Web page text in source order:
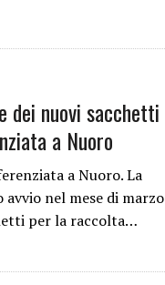
dei nuovi sacchetti
a Nuoro
a Nuoro. La
avvio nel mese di marzo
per la raccolta…